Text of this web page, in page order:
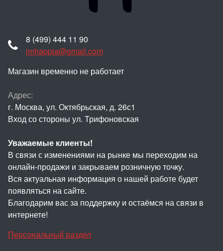
8 (499) 444 11 90
imhappia@gmail.com
Магазин временно не работает
Адрес:
г. Москва, ул. Октябрьская, д. 26с1
Вход со стороны ул. Трифоновская
Уважаемые клиенты!
В связи с изменениями на рынке мы переходим на
онлайн-продажи и закрываем розничную точку.
Вся актуальная информация о нашей работе будет
появляться на сайте.
Благодарим вас за поддержку и остаёмся на связи в
интернете!
Персональный раздел